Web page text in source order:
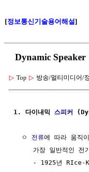
[정보통신기술용어해설]
Dynamic
▷ Top ▷ 방송/멀티미디어/
1. 다이내믹 스피커
  ㅇ
전류에 따라 움직
가장 일반적인 전
- 1925년 RIce-